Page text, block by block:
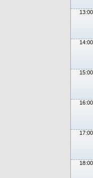
13:00
14:00
15:00
16:00
17:00
18:00